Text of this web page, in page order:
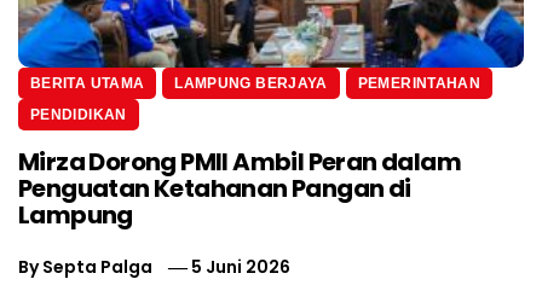
BERITA UTAMA LAMPUNG BERJAYA
PEMERINTAHAN
PENDIDIKAN
Mirza Dorong PMII Ambil Peran dalam
Penguatan Ketahanan Pangan di
Lampung
BySepta Palga 5 Juni 2026